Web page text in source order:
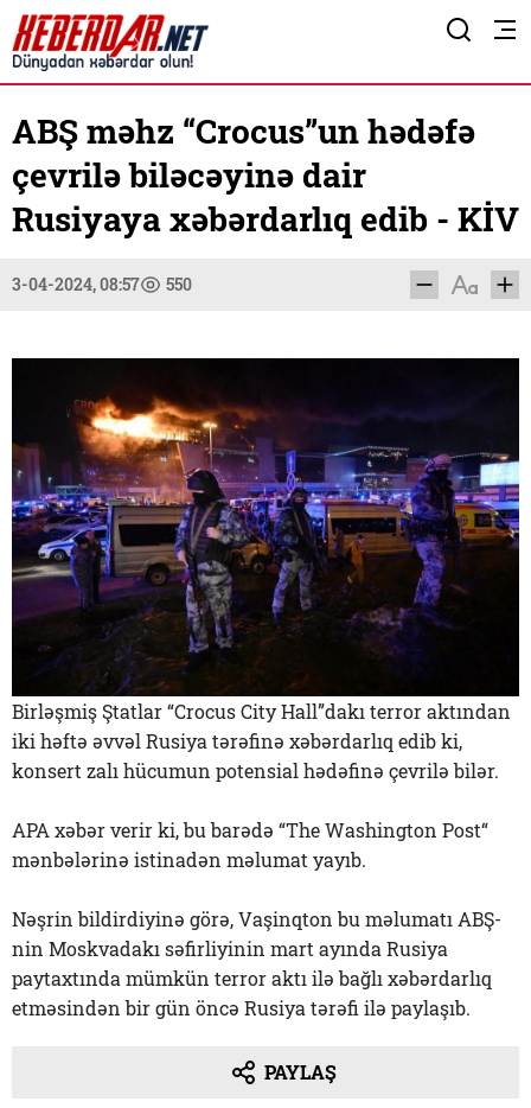
ABŞ məhz “Crocus”un hədəfə
çevrilə biləcəyinə dair
Rusiyaya xəbərdarlıq edib - KİV
3-04-2024, 08:57 550
Birləşmiş Ştatlar “Crocus City Hall”dakı terror aktından
iki həftə əvvəl Rusiya tərəfinə xəbərdarlıq edib ki,
konsert zalı hücumun potensial hədəfinə çevrilə bilər.
APA xəbər verir ki, bu barədə “The Washington Post“
mənbələrinə istinadən məlumat yayıb.
Nəşrin bildirdiyinə görə, Vaşinqton bu məlumatı ABŞ-
nin Moskvadakı səfirliyinin mart ayında Rusiya
paytaxtında mümkün terror aktı ilə bağlı xəbərdarlıq
etməsindən bir gün öncə Rusiya tərəfi ilə paylaşıb.
PAYLAŞ